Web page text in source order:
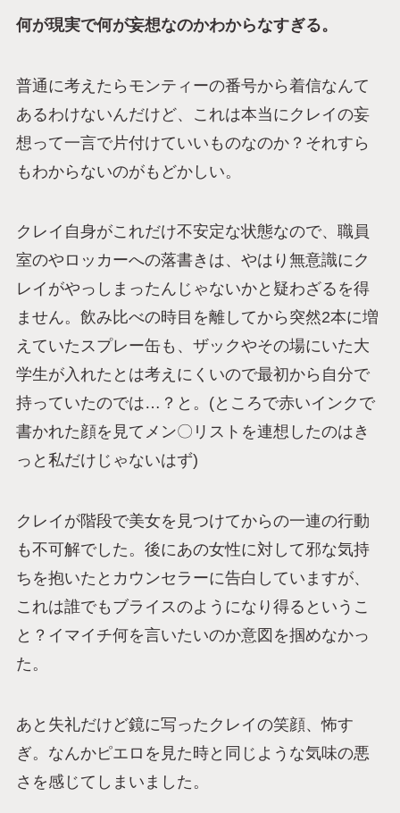
何が現実で何が妄想なのかわからなすぎる。
普通に考えたらモンティーの番号から着信なんて
あるわけないんだけど、これは本当にクレイの妄
想って一言で片付けていいものなのか？それすら
もわからないのがもどかしい。
クレイ自身がこれだけ不安定な状態なので、職員
室のやロッカーへの落書きは、やはり無意識にク
レイがやっしまったんじゃないかと疑わざるを得
ません。飲み比べの時目を離してから突然2本に増
えていたスプレー缶も、ザックやその場にいた大
学生が入れたとは考えにくいので最初から自分で
持っていたのでは…？と。(ところで赤いインクで
書かれた顔を見てメン〇リストを連想したのはき
っと私だけじゃないはず)
クレイが階段で美女を見つけてからの一連の行動
も不可解でした。後にあの女性に対して邪な気持
ちを抱いたとカウンセラーに告白していますが、
これは誰でもブライスのようになり得るというこ
と？イマイチ何を言いたいのか意図を掴めなかっ
た。
あと失礼だけど鏡に写ったクレイの笑顔、怖す
ぎ。なんかピエロを見た時と同じような気味の悪
さを感じてしまいました。